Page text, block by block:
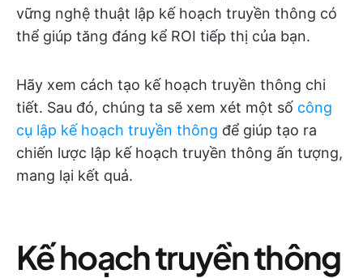
vững nghệ thuật lập kế hoạch truyền thông có
thể giúp tăng đáng kể ROI tiếp thị của bạn.
Hãy xem cách tạo kế hoạch truyền thông chi
tiết. Sau đó, chúng ta sẽ xem xét một số công
cụ lập kế hoạch truyền thông để giúp tạo ra
chiến lược lập kế hoạch truyền thông ấn tượng,
mang lại kết quả.
Kế hoạch truyền thông